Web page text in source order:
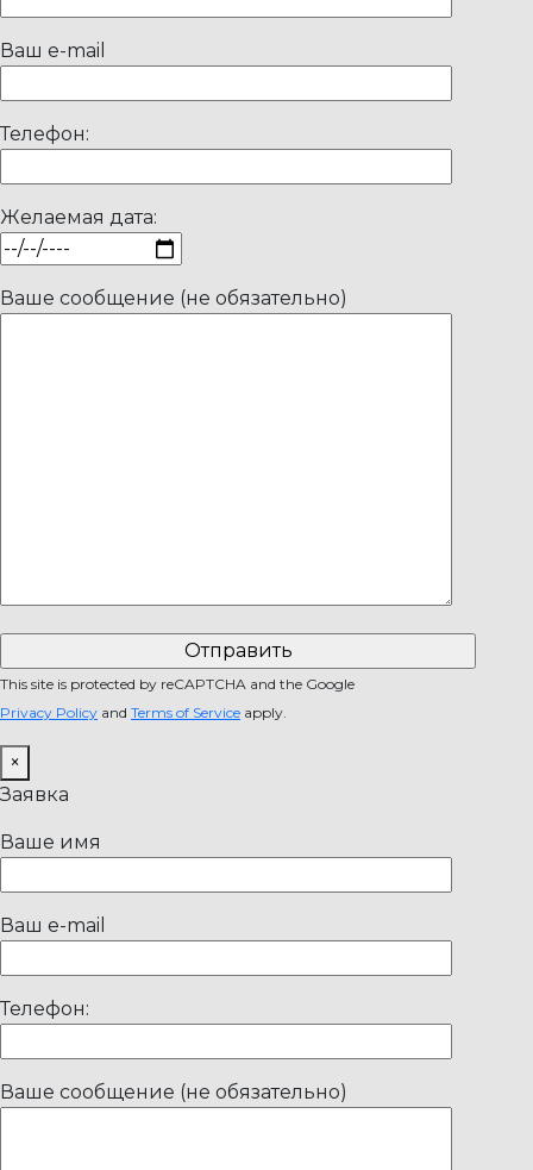
Ваш e-mail
Телефон:
Желаемая дата:
Ваше сообщение (не обязательно)
This site is protected by reCAPTCHA and the Google
Privacy Policy and Terms of Service apply.
×
Заявка
Ваше имя
Ваш e-mail
Телефон:
Ваше сообщение (не обязательно)